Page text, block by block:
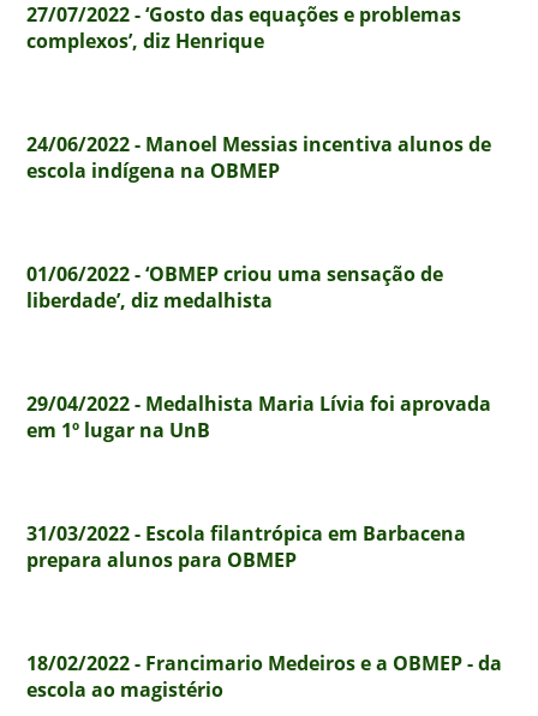
27/07/2022 - ‘Gosto das equações e problemas
complexos’, diz Henrique
24/06/2022 - Manoel Messias incentiva alunos de
escola indígena na OBMEP
01/06/2022 - ‘OBMEP criou uma sensação de
liberdade’, diz medalhista
29/04/2022 - Medalhista Maria Lívia foi aprovada
em 1º lugar na UnB
31/03/2022 - Escola filantrópica em Barbacena
prepara alunos para OBMEP
18/02/2022 - Francimario Medeiros e a OBMEP - da
escola ao magistério